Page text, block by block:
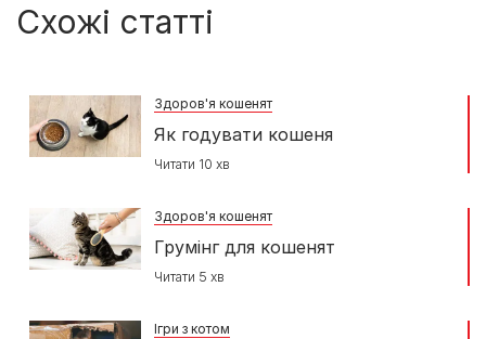
Схожі статті
Здоров'я кошенят
Як годувати кошеня
Читати 10 хв
Здоров'я кошенят
Грумінг для кошенят
Читати 5 хв
Ігри з котом